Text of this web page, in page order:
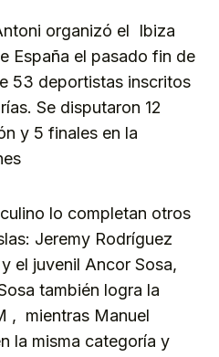
organizó el Ibiza
España el pasado fin de
53 deportistas inscritos
Se disputaron 12
y 5 finales en la
lo completan otros
Jeremy Rodríguez
el juvenil Ancor Sosa,
también logra la
, mientras Manuel
la misma categoría y